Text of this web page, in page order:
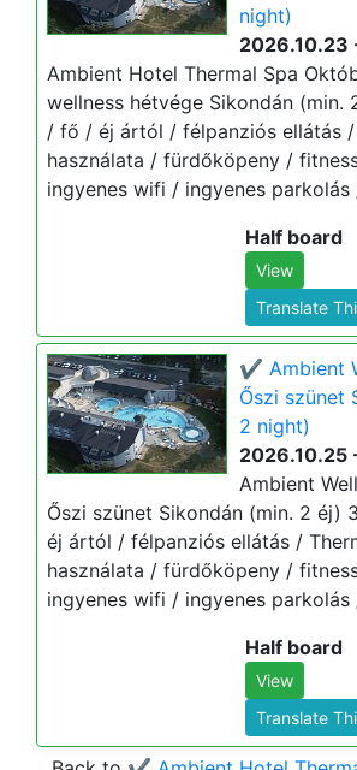
night)
2026.10.23
Ambient Hotel Thermal Spa
wellness hétvége Sikondán (min.
/ fő / éj ártól / félpanziós ellátás /
használata / fürdőköpeny /
ingyenes wifi / ingyenes parkolás
Half board
View
Translate
✔️ Ambient
Őszi szünet
2 night)
2026.10.25
Ambient
Őszi szünet Sikondán (min. 2 éj)
éj ártól / félpanziós ellátás /
használata / fürdőköpeny /
ingyenes wifi / ingyenes parkolás
Half board
View
Translate